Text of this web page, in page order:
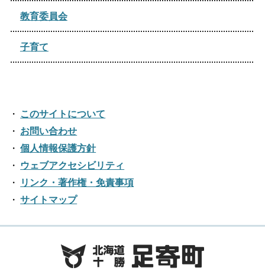
教育委員会
子育て
このサイトについて
お問い合わせ
個人情報保護方針
ウェブアクセシビリティ
リンク・著作権・免責事項
サイトマップ